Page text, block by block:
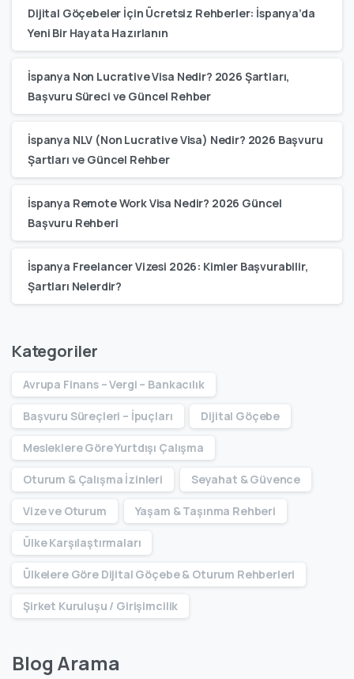
Dijital Göçebeler İçin Ücretsiz Rehberler: İspanya’da
Yeni Bir Hayata Hazırlanın
İspanya Non Lucrative Visa Nedir? 2026 Şartları,
Başvuru Süreci ve Güncel Rehber
İspanya NLV (Non Lucrative Visa) Nedir? 2026 Başvuru
Şartları ve Güncel Rehber
İspanya Remote Work Visa Nedir? 2026 Güncel
Başvuru Rehberi
İspanya Freelancer Vizesi 2026: Kimler Başvurabilir,
Şartları Nelerdir?
Kategoriler
Avrupa Finans – Vergi – Bankacılık
Başvuru Süreçleri – İpuçları Dijital Göçebe
Mesleklere Göre Yurtdışı Çalışma
Oturum & Çalışma İzinleri Seyahat & Güvence
Vize ve Oturum Yaşam & Taşınma Rehberi
Ülke Karşılaştırmaları
Ülkelere Göre Dijital Göçebe & Oturum Rehberleri
Şirket Kuruluşu / Girişimcilik
Blog Arama